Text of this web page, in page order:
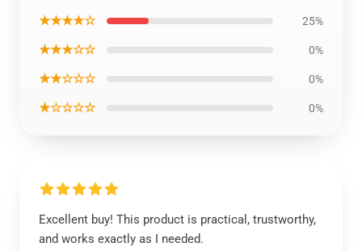
★★★★☆ 25%
★★★☆☆ 0%
★★☆☆☆ 0%
★☆☆☆☆ 0%
Excellent buy! This product is practical, trustworthy,
and works exactly as I needed.